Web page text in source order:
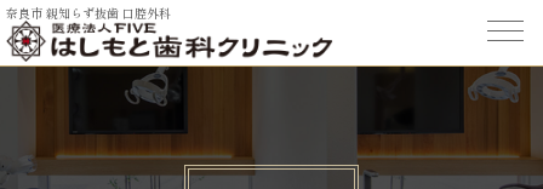
奈良市 親知らず抜歯 口腔外科